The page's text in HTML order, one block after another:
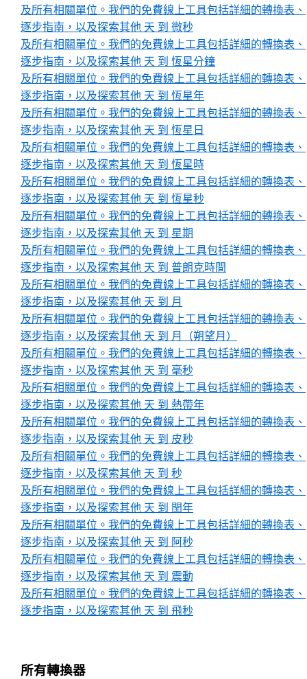
及所有相關單位。我們的免費線上工具包括詳細的轉換表、
逐步指南，以及探索其他 天 到 微秒
及所有相關單位。我們的免費線上工具包括詳細的轉換表、
逐步指南，以及探索其他 天 到 恆星分鐘
及所有相關單位。我們的免費線上工具包括詳細的轉換表、
逐步指南，以及探索其他 天 到 恆星年
及所有相關單位。我們的免費線上工具包括詳細的轉換表、
逐步指南，以及探索其他 天 到 恆星日
及所有相關單位。我們的免費線上工具包括詳細的轉換表、
逐步指南，以及探索其他 天 到 恆星時
及所有相關單位。我們的免費線上工具包括詳細的轉換表、
逐步指南，以及探索其他 天 到 恆星秒
及所有相關單位。我們的免費線上工具包括詳細的轉換表、
逐步指南，以及探索其他 天 到 星期
及所有相關單位。我們的免費線上工具包括詳細的轉換表、
逐步指南，以及探索其他 天 到 普朗克時間
及所有相關單位。我們的免費線上工具包括詳細的轉換表、
逐步指南，以及探索其他 天 到 月
及所有相關單位。我們的免費線上工具包括詳細的轉換表、
逐步指南，以及探索其他 天 到 月（朔望月）
及所有相關單位。我們的免費線上工具包括詳細的轉換表、
逐步指南，以及探索其他 天 到 毫秒
及所有相關單位。我們的免費線上工具包括詳細的轉換表、
逐步指南，以及探索其他 天 到 熱帶年
及所有相關單位。我們的免費線上工具包括詳細的轉換表、
逐步指南，以及探索其他 天 到 皮秒
及所有相關單位。我們的免費線上工具包括詳細的轉換表、
逐步指南，以及探索其他 天 到 秒
及所有相關單位。我們的免費線上工具包括詳細的轉換表、
逐步指南，以及探索其他 天 到 閏年
及所有相關單位。我們的免費線上工具包括詳細的轉換表、
逐步指南，以及探索其他 天 到 阿秒
及所有相關單位。我們的免費線上工具包括詳細的轉換表、
逐步指南，以及探索其他 天 到 震動
及所有相關單位。我們的免費線上工具包括詳細的轉換表、
逐步指南，以及探索其他 天 到 飛秒
所有轉換器